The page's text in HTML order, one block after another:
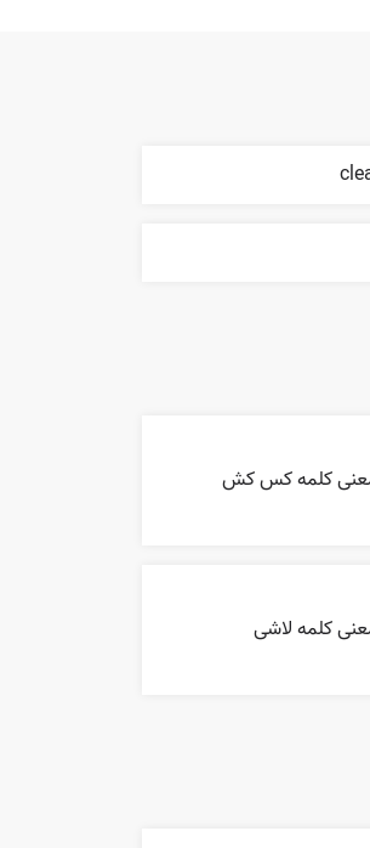
کلمه کس کش
کلمه لاشی